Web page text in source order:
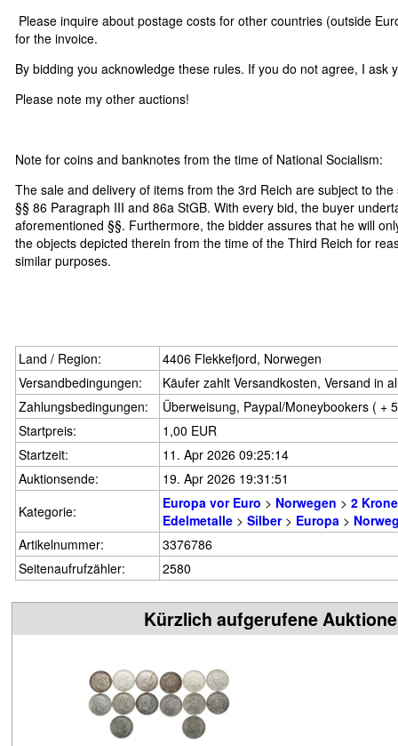
Please inquire about postage costs for other countries (outside
for the invoice.
By bidding you acknowledge these rules. If you do not agree, I ask
Please note my other auctions!
Note for coins and banknotes from the time of National Socialism:
The sale and delivery of items from the 3rd Reich are subject to
§§ 86 Paragraph III and 86a StGB. With every bid, the buyer
aforementioned §§. Furthermore, the bidder assures that he will
the objects depicted therein from the time of the Third Reich for
similar purposes.
Land / Region:
4406 Flekkefjord, Norwegen
Versandbedingungen:
Käufer zahlt Versandkosten, Versand in
Zahlungsbedingungen:
Überweisung, Paypal/Moneybookers ( +
Startpreis:
1,00 EUR
Startzeit:
11. Apr 2026 09:25:14
Auktionsende:
19. Apr 2026 19:31:51
Kategorie:
Europa vor Euro > Norwegen > 2
Edelmetalle > Silber> Europa >
Artikelnummer:
3376786
Seitenaufrufzähler:
2580
Kürzlich aufgerufene